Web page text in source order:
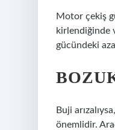
Motor çekiş
kirlendiğinde
gücündeki
Buji
önemlidir.